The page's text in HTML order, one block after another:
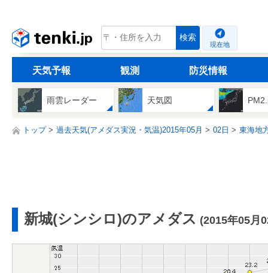
tenki.jp 検索
現在地
天気予報 観測 防災情報
雨雲レーダー 天気図
トップ 過去天気(アメダス実況・気温)2015年05月 02日 東海地
新城(シンシロ)のアメダス (2015年05月